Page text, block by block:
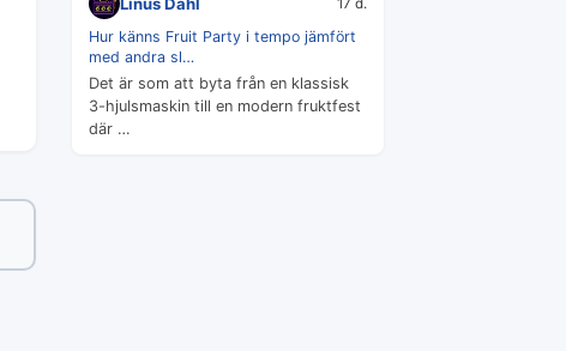
17 d.
Hur känns Fruit Party i tempo jämfört
med andra sl…
Det är som att byta från en klassisk
3-hjulsmaskin till en modern fruktfest
där …